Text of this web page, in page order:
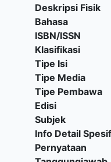
Deskripsi Fisik
Bahasa
ISBN/ISSN
Klasifikasi
Tipe Isi
Tipe Media
Tipe Pembawa
Edisi
Subjek
Info Detail
Pernyataan